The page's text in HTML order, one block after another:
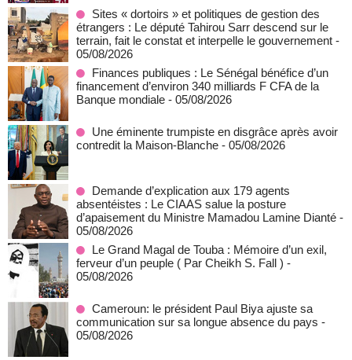
Sites « dortoirs » et politiques de gestion des
étrangers : Le député Tahirou Sarr descend sur le
terrain, fait le constat et interpelle le gouvernement -
05/08/2026
Finances publiques : Le Sénégal bénéfice d’un
financement d’environ 340 milliards F CFA de la
Banque mondiale - 05/08/2026
Une éminente trumpiste en disgrâce après avoir
contredit la Maison-Blanche - 05/08/2026
Demande d’explication aux 179 agents
absentéistes : Le CIAAS salue la posture
d’apaisement du Ministre Mamadou Lamine Dianté -
05/08/2026
Le Grand Magal de Touba : Mémoire d’un exil,
ferveur d’un peuple ( Par Cheikh S. Fall ) -
05/08/2026
Cameroun: le président Paul Biya ajuste sa
communication sur sa longue absence du pays -
05/08/2026